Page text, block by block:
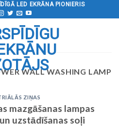
LED EKRĀNA PIONIERIS
WALL WASHING LAMP
ZIŅAS
mazgāšanas lampas
uzstādīšanas soļi